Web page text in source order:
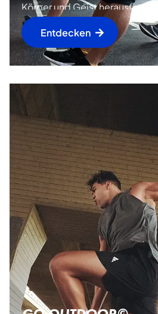
Körper und Geist herausfordert!
Entdecken